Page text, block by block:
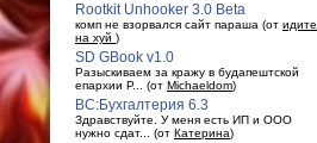
Rootkit Unhooker 3.0 Beta
комп не взорвался сайт параша (от идите
на хуй )
SD GBook v1.0
Разыскиваем за кражу в будaпештской
епархии Р... (от Michaeldom)
ВС:Бухгалтерия 6.3
Здравствуйте. У меня есть ИП и ООО
нужно сдат... (от Катерина)